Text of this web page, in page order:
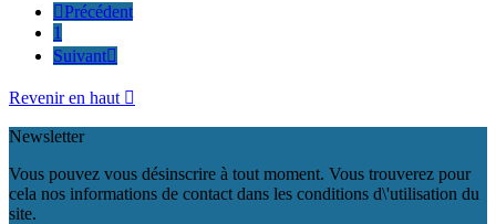
Précédent
1
Suivant
Revenir en haut 
Newsletter
Vous pouvez vous désinscrire à tout moment. Vous trouverez pour
cela nos informations de contact dans les conditions d\'utilisation du
site.